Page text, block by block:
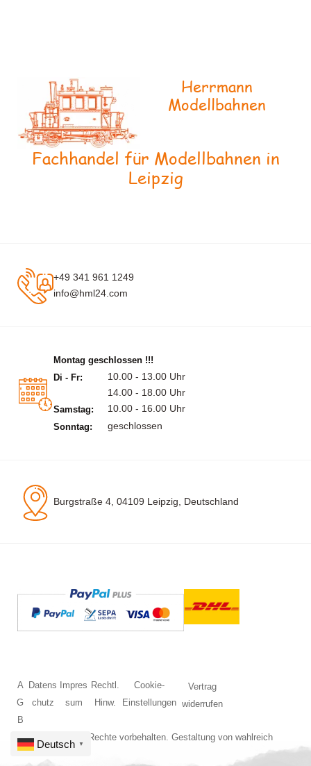
Herrmann
Modellbahnen
Fachhandel für Modellbahnen in
Leipzig
+49 341 961 1249
info@hml24.com
Montag geschlossen !!!
Di - Fr:
10.00 - 13.00 Uhr
14.00 - 18.00 Uhr
Samstag: 10.00 - 16.00 Uhr
Sonntag: geschlossen
Burgstraße 4, 04109 Leipzig, Deutschland
© 2026 Alle Rechte vorbehalten. Gestaltung von wahlreich
A
G
B
Datens
chutz
Impres
sum
Rechtl.
Hinw.
Cookie-
Einstellungen
Vertrag
widerrufen
Deutsch ▼